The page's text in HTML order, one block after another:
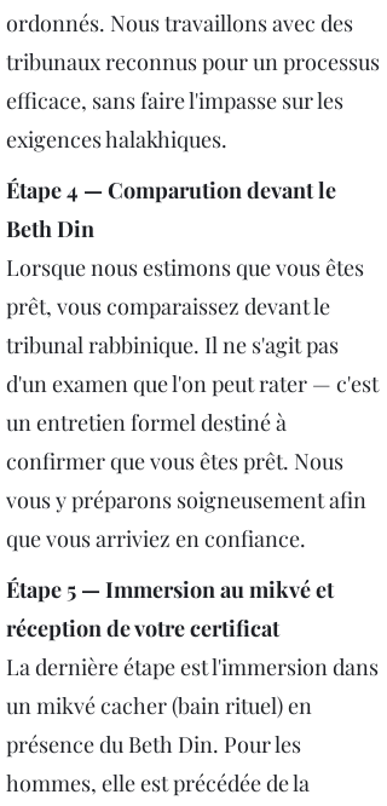
ordonnés. Nous travaillons avec des
tribunaux reconnus pour un processus
efficace, sans faire l'impasse sur les
exigences halakhiques.
Étape 4 — Comparution devant le
Beth Din
Lorsque nous estimons que vous êtes
prêt, vous comparaissez devant le
tribunal rabbinique. Il ne s'agit pas
d'un examen que l'on peut rater — c'est
un entretien formel destiné à
confirmer que vous êtes prêt. Nous
vous y préparons soigneusement afin
que vous arriviez en confiance.
Étape 5 — Immersion au mikvé et
réception de votre certificat
La dernière étape est l'immersion dans
un mikvé cacher (bain rituel) en
présence du Beth Din. Pour les
hommes, elle est précédée de la